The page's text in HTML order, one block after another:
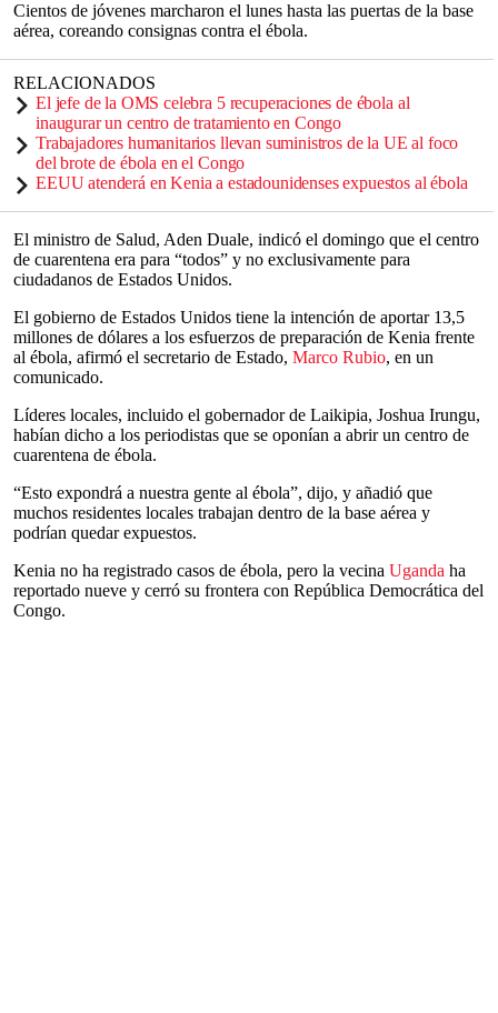
Cientos de jóvenes marcharon el lunes hasta las puertas de la base
aérea, coreando consignas contra el ébola.
RELACIONADOS
El jefe de la OMS celebra 5 recuperaciones de ébola al
inaugurar un centro de tratamiento en Congo
Trabajadores humanitarios llevan suministros de la UE al foco
del brote de ébola en el Congo
EEUU atenderá en Kenia a estadounidenses expuestos al ébola
El ministro de Salud, Aden Duale, indicó el domingo que el centro
de cuarentena era para “todos” y no exclusivamente para
ciudadanos de Estados Unidos.
El gobierno de Estados Unidos tiene la intención de aportar 13,5
millones de dólares a los esfuerzos de preparación de Kenia frente
al ébola, afirmó el secretario de Estado, Marco Rubio, en un
comunicado.
Líderes locales, incluido el gobernador de Laikipia, Joshua Irungu,
habían dicho a los periodistas que se oponían a abrir un centro de
cuarentena de ébola.
“Esto expondrá a nuestra gente al ébola”, dijo, y añadió que
muchos residentes locales trabajan dentro de la base aérea y
podrían quedar expuestos.
Kenia no ha registrado casos de ébola, pero la vecina Uganda ha
reportado nueve y cerró su frontera con República Democrática del
Congo.